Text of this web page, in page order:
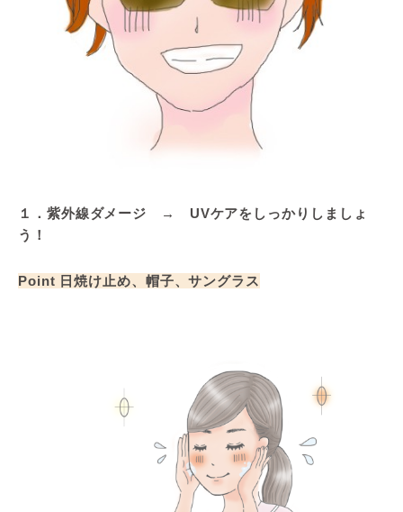
１．紫外線ダメージ → UVケアをしっかりしましょ
う！
Point 日焼け止め、帽子、サングラス